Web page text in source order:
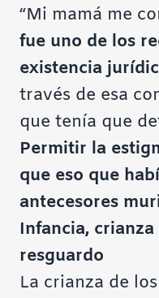
“Mi mamá me
fue uno de los
existencia
través de esa
que tenía que
Permitir la
que eso que
antecesores
Infancia,
resguardo
La crianza de